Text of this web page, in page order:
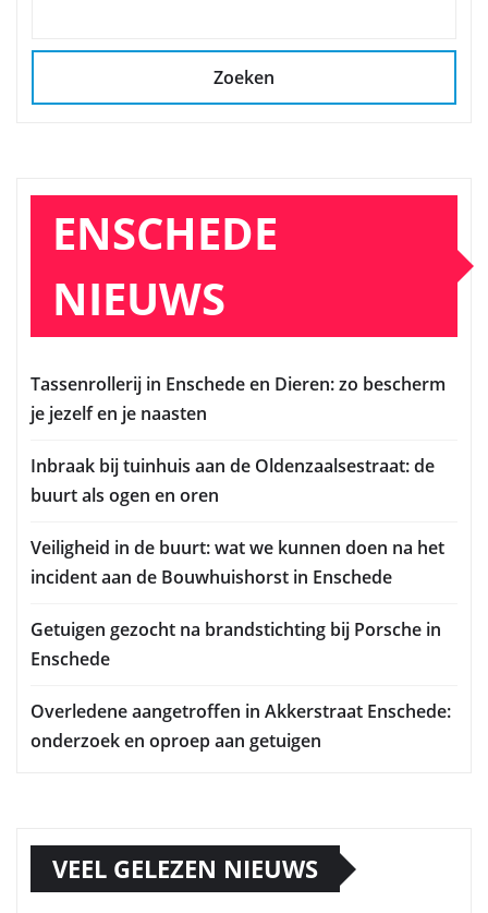
Zoeken
ENSCHEDE
NIEUWS
Tassenrollerij in Enschede en Dieren: zo bescherm
je jezelf en je naasten
Inbraak bij tuinhuis aan de Oldenzaalsestraat: de
buurt als ogen en oren
Veiligheid in de buurt: wat we kunnen doen na het
incident aan de Bouwhuishorst in Enschede
Getuigen gezocht na brandstichting bij Porsche in
Enschede
Overledene aangetroffen in Akkerstraat Enschede:
onderzoek en oproep aan getuigen
VEEL GELEZEN NIEUWS